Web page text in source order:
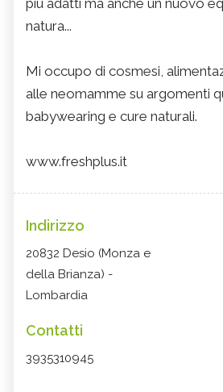
piu adatti ma anche un nuovo
natura...
Mi occupo di cosmesi,
alle neomamme su argomenti
babywearing e cure naturali.
www.freshplus.it
Indirizzo
20832 Desio (Monza e
della Brianza) -
Lombardia
Contatti
3935310945